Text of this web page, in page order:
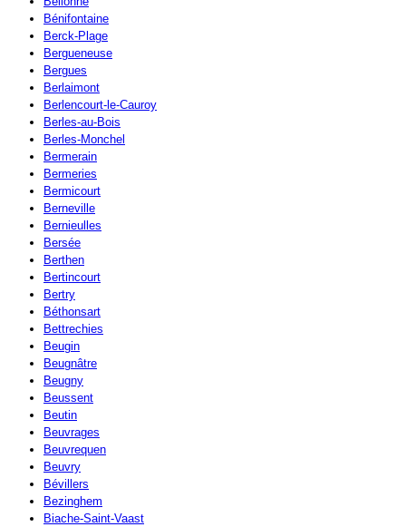
Bénifontaine
Berck-Plage
Bergueneuse
Bergues
Berlaimont
Berlencourt-le-Cauroy
Berles-au-Bois
Berles-Monchel
Bermerain
Bermeries
Bermicourt
Berneville
Bernieulles
Bersée
Berthen
Bertincourt
Bertry
Béthonsart
Bettrechies
Beugin
Beugnâtre
Beugny
Beussent
Beutin
Beuvrages
Beuvrequen
Beuvry
Bévillers
Bezinghem
Biache-Saint-Vaast